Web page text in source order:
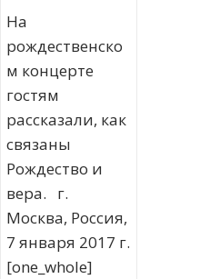
На
рождественско
м концерте
гостям
рассказали, как
связаны
Рождество и
вера. г.
Москва, Россия,
7 января 2017 г.
[one_whole]